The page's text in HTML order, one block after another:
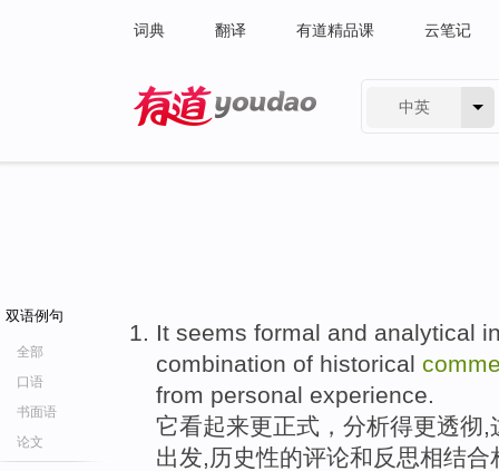
词典 翻译 有道精品课 云笔记
中英
双语例句
全部
口语
书面语
论文
It seems formal and analytical
combination of historical
from personal experience.
它看起来更正式，分析得更透彻
出发,历史性的评论和反思相结合